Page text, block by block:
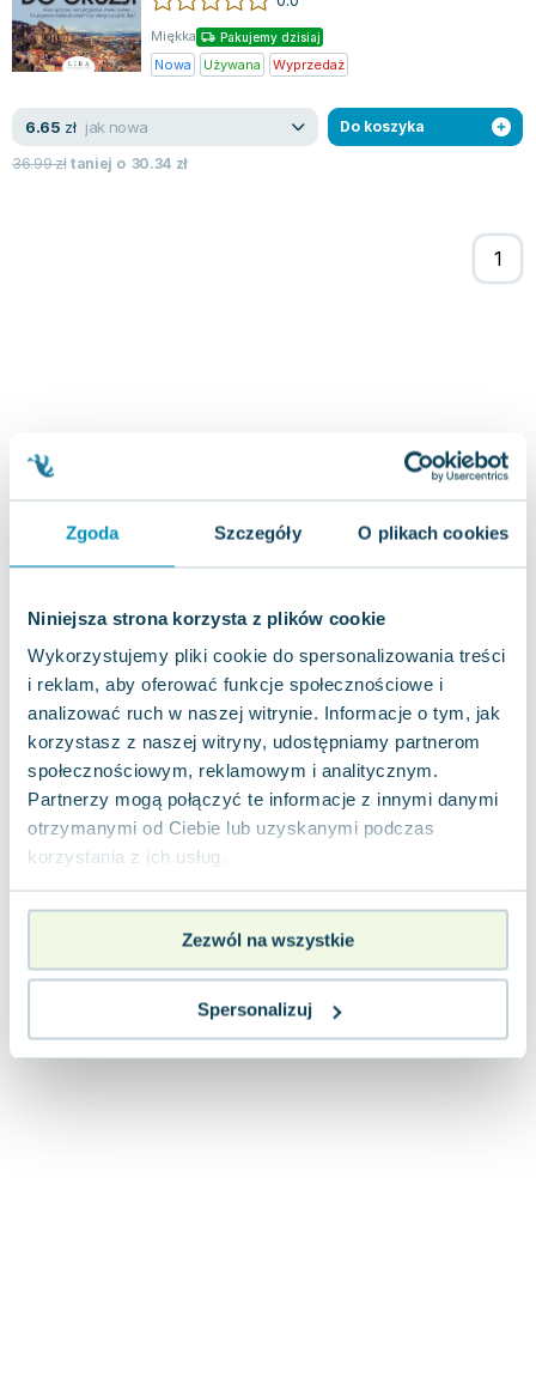
Zgoda Szczegóły O plikach cookies
Niniejsza strona korzysta z plików cookie
Wykorzystujemy pliki cookie do spersonalizowania treści
i reklam, aby oferować funkcje społecznościowe i
analizować ruch w naszej witrynie. Informacje o tym, jak
korzystasz z naszej witryny, udostępniamy partnerom
społecznościowym, reklamowym i analitycznym.
Partnerzy mogą połączyć te informacje z innymi danymi
otrzymanymi od Ciebie lub uzyskanymi podczas
korzystania z ich usług.
Zezwól na wszystkie
Spersonalizuj
Joseph Murphy
Jan Sztaudynger
Aleksander Puszkin
Oscar Wilde
Małgorzata Ohme
Maddie Ziegler
Barbara Wrzesińska
Terry Pratchett
Lorraine Warren
Lucinda Riley
Miękka Pakujemy dzisiaj
Nowa Używana Wyprzedaż
6.65 zł jak nowa
36.99złtaniej o 30.34 zł
Do koszyka